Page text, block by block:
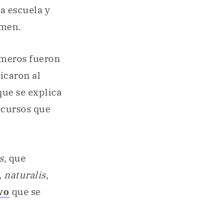
escuela y
fueron
al
se explica
que
, que
naturalis,
que se